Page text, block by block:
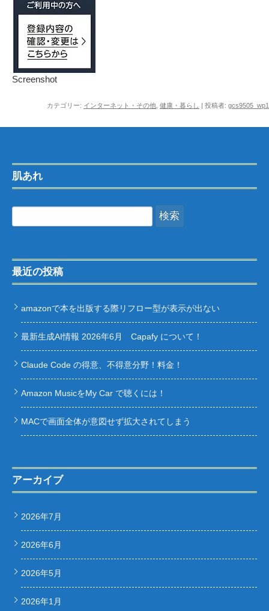
Screenshot
カテゴリー: インターネット・その他 健康・暮らし | 投稿者: gcs9505_wp1
肌あれ
索:
最近の投稿
amazonで本を出版する際リフロー型が表示が出ない
最新生成AI情報 2026年6月 Capafy について！
Claude Code の得意、不得意分野！料金！
Amazon MusicをMy Car で聴くには！
MACで画面全体が意図せず拡大されてしまう
アーカイブ
2026年7月
2026年6月
2026年5月
2026年1月